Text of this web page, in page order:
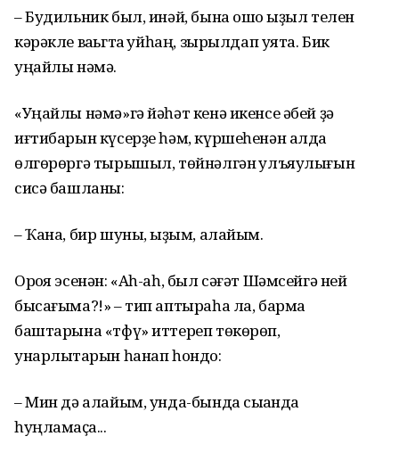
– Будильник был, инәй, бына ошо ҡыҙыл телен
кәрәкле ваҡьгтҡа ҡуйһаң, зырылдап уята. Бик
уңайлы нәмә.
«Уңайлы нәмә»гә йәһәт кенә икенсе әбей ҙә
иғтибарын күсерҙе һәм, күршеһенән алда
өлгөрөргә тырышыл, төйнәлгән ҡулъяулығын
сисә башланы:
– Ҡана, бир шуны, ҡыҙым, алайым.
Орҡоя эсенән: «Аһ-аһ, был сәғәт Шәмсейгә ней
бысағыма?!» – тип аптыраһа ла, бармаҡ
баштарына «тфү» иттереп төкөрөп,
унарлыҡтарын һанап һондо:
– Мин дә алайым, унда-бында сыҡҡанда
һуңламаҫҡа...